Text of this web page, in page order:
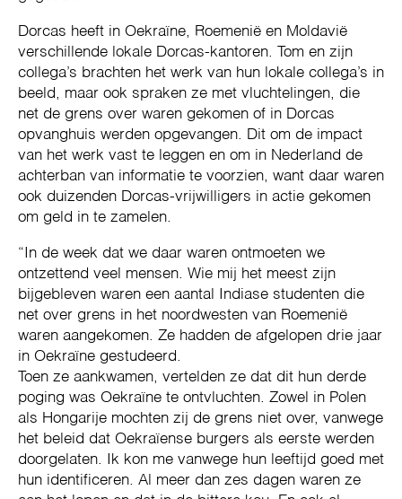
Dorcas heeft in Oekraïne, Roemenië en Moldavië
verschillende lokale Dorcas-kantoren. Tom en zijn
collega’s brachten het werk van hun lokale collega’s in
beeld, maar ook spraken ze met vluchtelingen, die
net de grens over waren gekomen of in Dorcas
opvanghuis werden opgevangen. Dit om de impact
van het werk vast te leggen en om in Nederland de
achterban van informatie te voorzien, want daar waren
ook duizenden Dorcas-vrijwilligers in actie gekomen
om geld in te zamelen.
“In de week dat we daar waren ontmoeten we
ontzettend veel mensen. Wie mij het meest zijn
bijgebleven waren een aantal Indiase studenten die
net over grens in het noordwesten van Roemenië
waren aangekomen. Ze hadden de afgelopen drie jaar
in Oekraïne gestudeerd.
Toen ze aankwamen, vertelden ze dat dit hun derde
poging was Oekraïne te ontvluchten. Zowel in Polen
als Hongarije mochten zij de grens niet over, vanwege
het beleid dat Oekraïense burgers als eerste werden
doorgelaten. Ik kon me vanwege hun leeftijd goed met
hun identificeren. Al meer dan zes dagen waren ze